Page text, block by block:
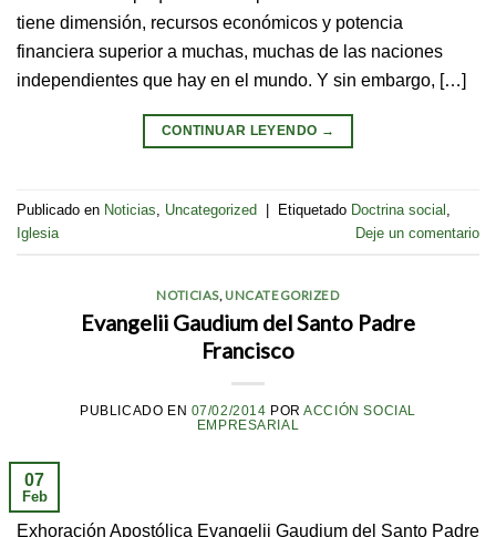
tiene dimensión, recursos económicos y potencia
financiera superior a muchas, muchas de las naciones
independientes que hay en el mundo. Y sin embargo, […]
CONTINUAR LEYENDO →
Publicado en Noticias Uncategorized Etiquetado Doctrina social
Iglesia
Deje un comentario
NOTICIAS, UNCATEGORIZED
Evangelii Gaudium del Santo Padre
Francisco
PUBLICADO EN 07/02/2014 PORACCIÓN SOCIAL
EMPRESARIAL
07
Feb
Exhoración Apostólica Evangelii Gaudium del Santo Padre